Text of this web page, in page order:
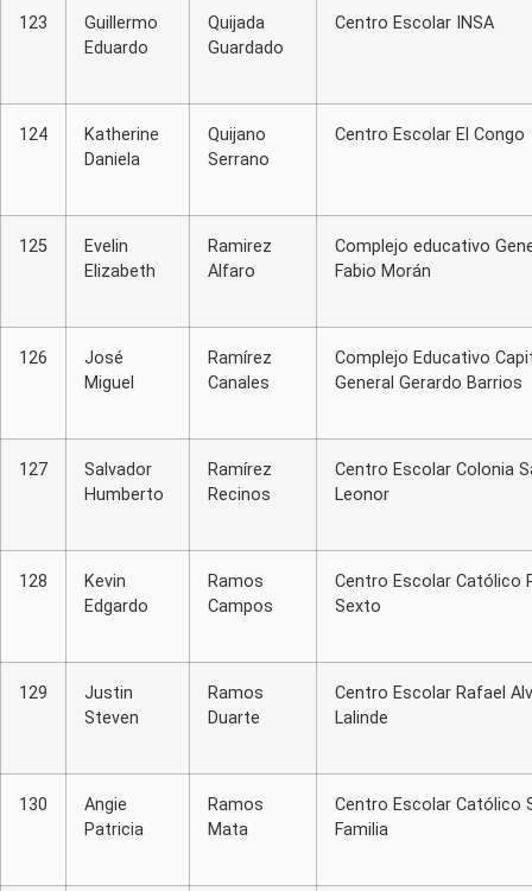
123
Guillermo
Eduardo
Quijada
Guardado
Centro Escolar INSA
124
Katherine
Daniela
Quijano
Serrano
Centro Escolar El Congo
125
Evelin
Elizabeth
Ramirez
Alfaro
Complejo educativo
Fabio Morán
126
José
Miguel
Ramírez
Canales
Complejo Educativo
General Gerardo Barrios
127
Salvador
Humberto
Ramírez
Recinos
Centro Escolar Colonia
Leonor
128
Kevin
Edgardo
Ramos
Campos
Centro Escolar Católico
Sexto
129
Justin
Steven
Ramos
Duarte
Centro Escolar Rafael
Lalinde
130
Angie
Patricia
Ramos
Mata
Centro Escolar Católico
Familia